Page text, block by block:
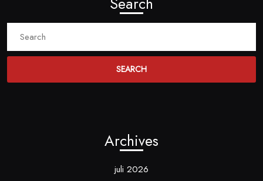
Archives
juli 2026